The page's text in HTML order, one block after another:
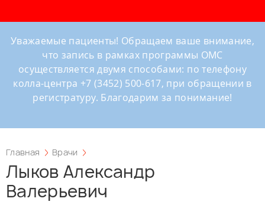
Уважаемые пациенты! Обращаем ваше внимание,
что запись в рамках программы ОМС
осуществляется двумя способами: по телефону
колла-центра +7 (3452) 500-617, при обращении в
регистратуру. Благодарим за понимание!
Главная Врачи
Лыков Александр
Валерьевич